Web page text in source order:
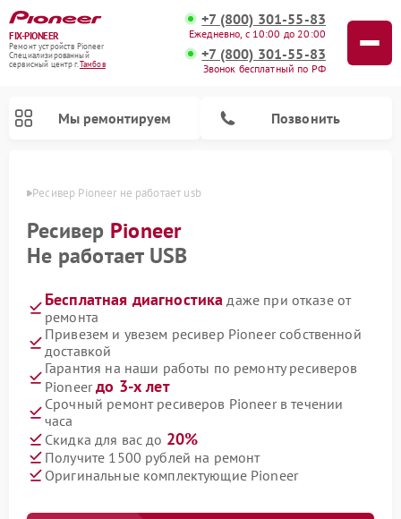
FIX-PIONEER
Ремонт устройств Pioneer
Специализированный
cервисный центр г.Тамбов
+7 (800) 301-55-83
Ежедневно, с 10:00 до 20:00
+7 (800) 301-55-83
Звонок бесплатный по РФ
Мы ремонтируем Позвонить
Ресивер Pioneer не работает usb
Ресивер Pioneer
Не работает USB
Бесплатная диагностика даже при отказе от
ремонта
Привезем и увезем ресивер Pioneer собственной
доставкой
Гарантия на наши работы по ремонту ресиверов
Pioneerдо 3-х лет
Срочный ремонт ресиверов Pioneer в течении
часа
Скидка для вас до 20%
Получите 1500 рублей на ремонт
Оригинальные комплектующие Pioneer